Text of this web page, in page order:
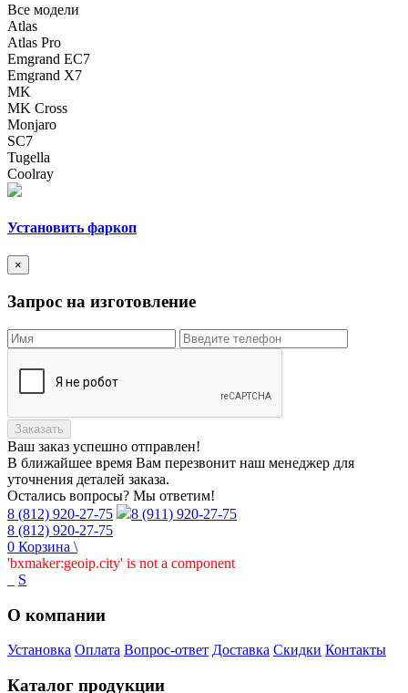
Все модели
Atlas
Atlas Pro
Emgrand EC7
Emgrand X7
MK
MK Cross
Monjaro
SC7
Tugella
Сoolray
Установить фаркоп
×
Запрос на изготовление
Заказать
Ваш заказ успешно отправлен!
В ближайшее время Вам перезвонит наш менеджер для
уточнения деталей заказа.
Остались вопросы? Мы ответим!
8 (812) 920-27-75
8 (911) 920-27-75
8 (812) 920-27-75
0 Корзина \
'bxmaker:geoip.city' is not a component
S
О компании
Установка Оплата Вопрос-ответ Доставка Скидки Контакты
Каталог продукции